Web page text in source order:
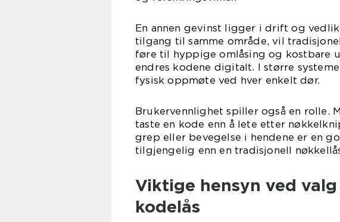
En annen gevinst ligger i drift og
tilgang til samme område, vil
føre til hyppige omlåsing og kostbare
endres kodene digitalt. I større
fysisk oppmøte ved hver enkelt dør.
Brukervennlighet spiller også en rolle.
taste en kode enn å lete etter
grep eller bevegelse i hendene er en
tilgjengelig enn en tradisjonell
Viktige hensyn ved
kodelås